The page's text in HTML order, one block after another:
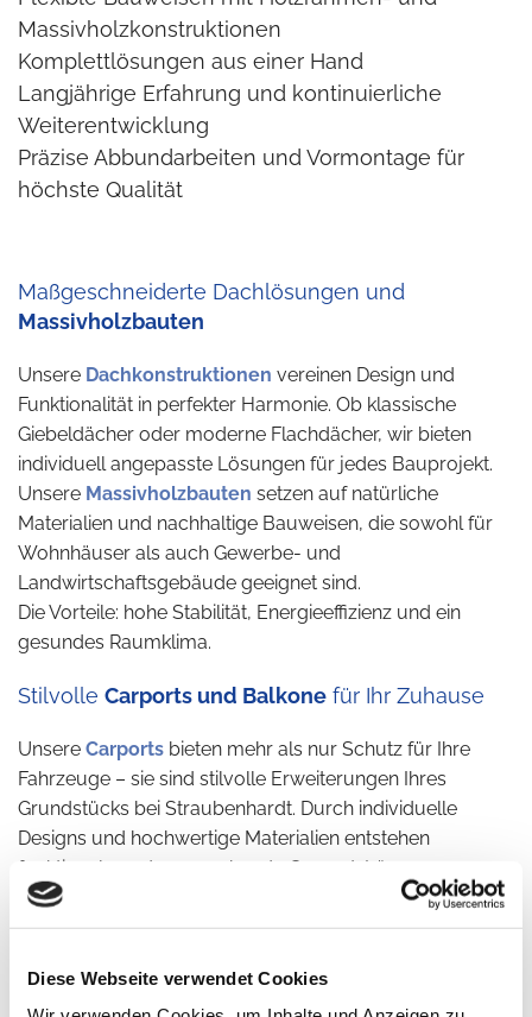
Diese Webseite verwendet Cookies
Massivholzkonstruktionen
Komplettlösungen aus einer Hand
Langjährige Erfahrung und kontinuierliche
Weiterentwicklung
Präzise Abbundarbeiten und Vormontage für
höchste Qualität
Maßgeschneiderte Dachlösungen und
Massivholzbauten
Unsere Dachkonstruktionen vereinen Design und
Funktionalität in perfekter Harmonie. Ob klassische
Giebeldächer oder moderne Flachdächer, wir bieten
individuell angepasste Lösungen für jedes Bauprojekt.
Unsere Massivholzbauten setzen auf natürliche
Materialien und nachhaltige Bauweisen, die sowohl für
Wohnhäuser als auch Gewerbe- und
Landwirtschaftsgebäude geeignet sind.
Die Vorteile: hohe Stabilität, Energieeffizienz und ein
gesundes Raumklima.
Stilvolle Carports und Balkone für Ihr Zuhause
Unsere Carports bieten mehr als nur Schutz für Ihre
Fahrzeuge – sie sind stilvolle Erweiterungen Ihres
Grundstücks bei Straubenhardt. Durch individuelle
Designs und hochwertige Materialien entstehen
funktionale und ansprechende Carport-Lösungen.
Unsere maßgefertigten
erweitern Ihren
Wohnraum und schaffen gemütliche Rückzugsorte oder